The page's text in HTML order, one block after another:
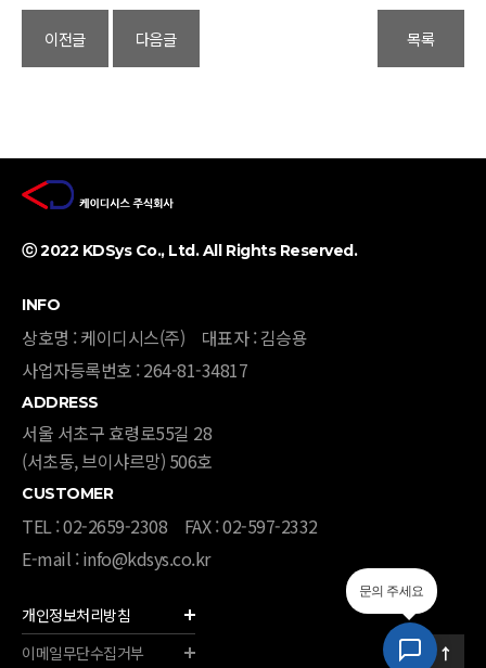
이전글 다음글 목록
ⓒ 2022 KDSys Co., Ltd. All Rights Reserved. ​
INFO
상호명 : 케이디시스(주)
대표자 : 김승용
사업자등록번호 : 264-81-34817
ADDRESS
서울 서초구 효령로55길 28
(서초동, 브이샤르망) 506호​​
CUSTOMER
TEL : 02-2659-2308
FAX : 02-597-2332
E-mail : info@kdsys.co.kr
개인정보처리방침
이메일무단수집거부
문의 주세요